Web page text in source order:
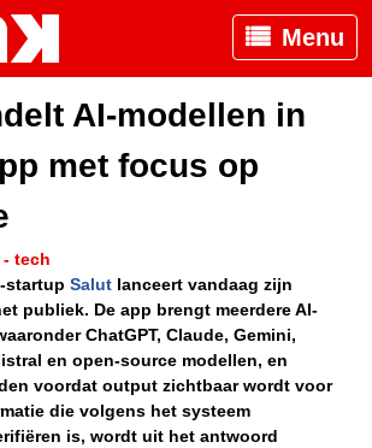
Menu
AI-modellen in
met focus op
- tech
startup Salut lanceert vandaag zijn
publiek. De app brengt meerdere AI-
ChatGPT, Claude, Gemini,
en open-source modellen, en
voordat output zichtbaar wordt voor
die volgens het systeem
is, wordt uit het antwoord